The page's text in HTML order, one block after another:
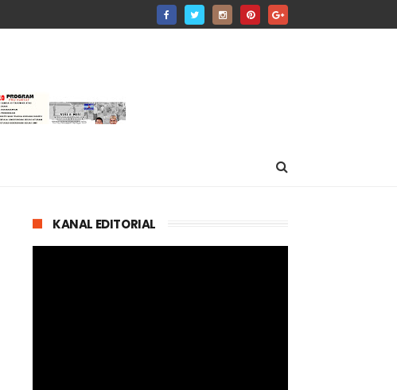
KANAL EDITORIAL